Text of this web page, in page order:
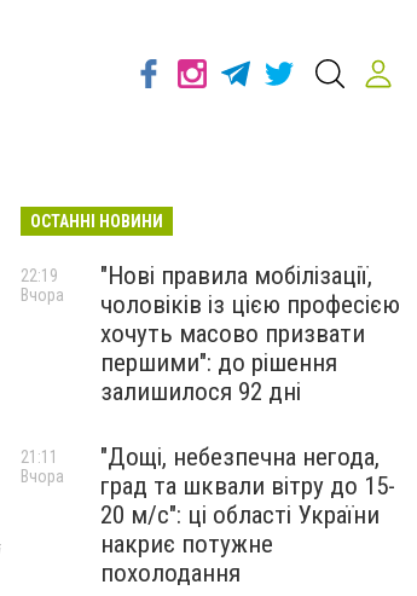
ОСТАННІ НОВИНИ
"Нові правила мобілізації,
чоловіків із цією професією
хочуть масово призвати
першими": до рішення
залишилося 92 дні
22:19
Вчора
"Дощі, небезпечна негода,
град та шквали вітру до 15-
20 м/с": ці області України
накриє потужне
похолодання
21:11
Вчора